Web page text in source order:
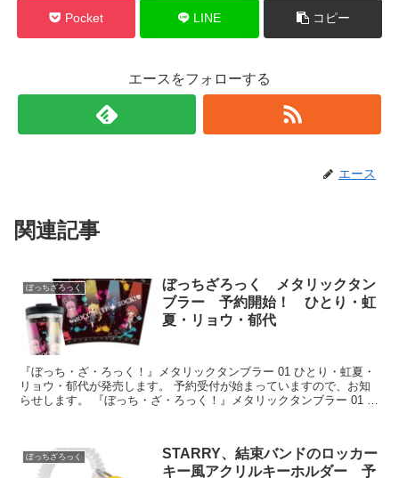
Pocket LINE コピー
エースをフォローする
エース
関連記事
ぼっちざろっく
ぼっちざろっく メタリックタン
ブラー 予約開始！ ひとり・虹
夏・リョウ・郁代
『ぼっち・ざ・ろっく！』メタリックタンブラー 01 ひとり・虹夏・
リョウ・郁代が発売します。 予約受付が始まっていますので、お知
らせします。 『ぼっち・ざ・ろっく！』メタリックタンブラー 01 ひ
ぼっちざろっく
STARRY、結束バンドのロッカー
キー風アクリルキーホルダー 予